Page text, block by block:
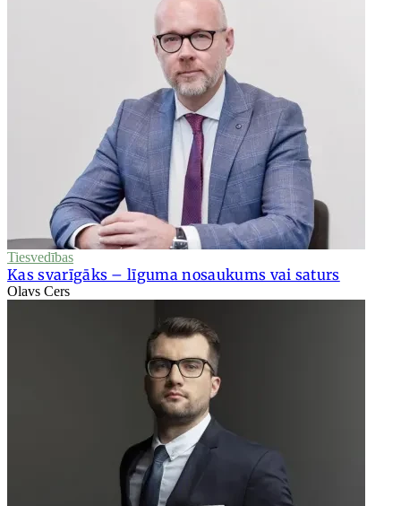
Tiesvedības
Kas svarīgāks – līguma nosaukums vai saturs
Olavs Cers